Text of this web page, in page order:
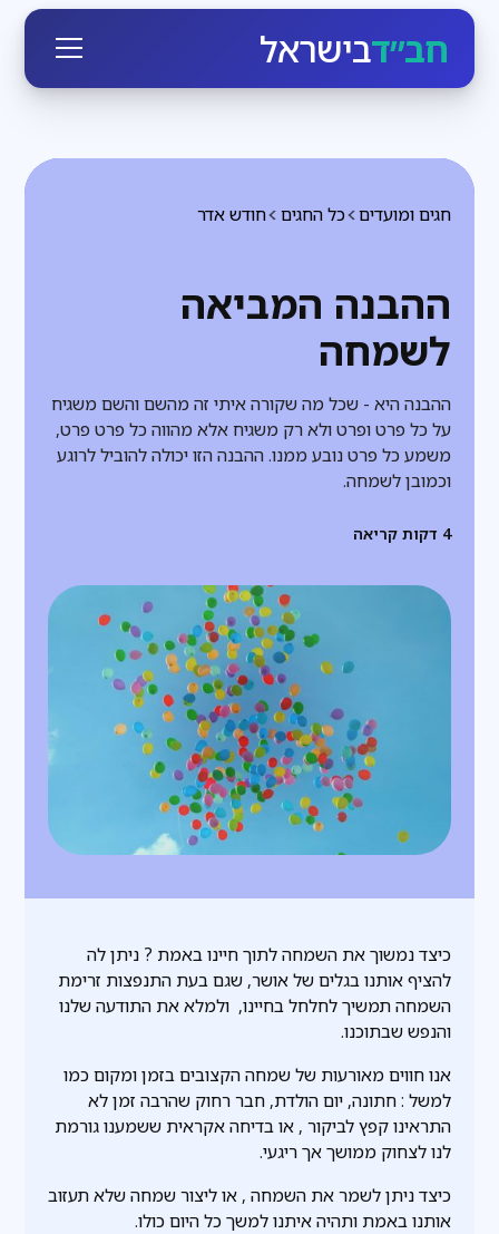
חב״דבישראל
חודש אדר כל החגים חגים ומועדים
ההבנה המביאה
לשמחה
ההבנה היא - שכל מה שקורה איתי זה מהשם והשם משגיח
על כל פרט ופרט ולא רק משגיח אלא מהווה כל פרט פרט,
משמע כל פרט נובע ממנו. ההבנה הזו יכולה להוביל לרוגע
וכמובן לשמחה.
4 דקות קריאה
כיצד נמשוך את השמחה לתוך חיינו באמת ? ניתן לה
להציף אותנו בגלים של אושר, שגם בעת התנפצות זרימת
השמחה תמשיך לחלחל בחיינו, ולמלא את התודעה שלנו
והנפש שבתוכנו.
אנו חווים מאורעות של שמחה הקצובים בזמן ומקום כמו
למשל : חתונה, יום הולדת, חבר רחוק שהרבה זמן לא
התראינו קפץ לביקור , או בדיחה אקראית ששמענו גורמת
לנו לצחוק ממושך אך ריגעי.
כיצד ניתן לשמר את השמחה , או ליצור שמחה שלא תעזוב
אותנו באמת ותהיה איתנו למשך כל היום כולו.